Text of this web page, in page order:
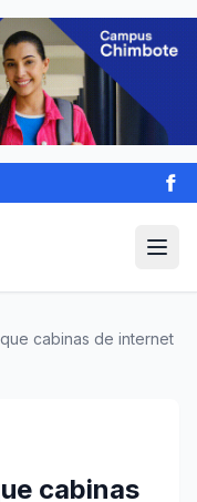
cabinas de internet
cabinas